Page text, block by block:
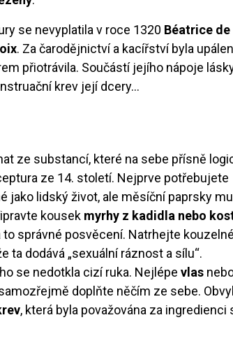
se nevyplatila v roce 1320 Béatrice de
. Za čarodějnictví a kacířství byla
přiotrávila. Součástí jejího nápoje
krev její dcery…
ze substancí, které na sebe přísně
ze 14. století. Nejprve potřebujete
jako lidský život, ale měsíční paprsky mu
kousek myrhy z kadidla nebo
správné posvěcení. Natrhejte kouzelné
ta dodává „sexuální ráznost a sílu“.
se nedotkla cizí ruka. Nejlépevlas
doplňte něčím ze sebe.
, která byla považována za ingredienci